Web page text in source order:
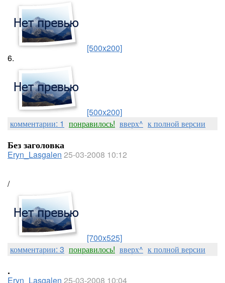
[500x200]
6.
[500x200]
комментарии: 1 понравилось! вверх^ к полной версии
Без заголовка
Eryn_Lasgalen 25-03-2008 10:12
/
[700x525]
комментарии: 3 понравилось! вверх^ к полной версии
.
Eryn_Lasgalen 25-03-2008 10:04